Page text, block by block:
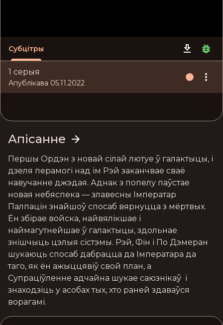
Субцітры
1 серыя
Апублікава 05.11.2022
Апісанне
Першы Ордэн з новай сілай лютуе ў галактыцы, і
дзеля перамогі над ім Рэй заканчвае сваё
навучанне джэдая. Аднак з попелу паўстае
новая небяспека — злавесны Імператар
Палпацін знайшоў спосаб вярнуцца з мёртвых.
Ён збірае войска, найвялікшае і
наймагутнейшае ў галактыцы, здольнае
знішчыць цэлыя сістэмы. Рэй, Фін і По Дэмеран
шукаюць спосаб дабрацца да Імператара да
таго, як ён ажыццявіў свой план, а
Супраціўленне адчайна шукае саюзнікаў  і
знаходзіць у асобах тых, хто раней здаваўся
ворагамі.